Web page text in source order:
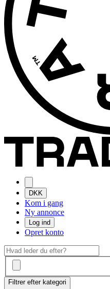
DKK
Kom i gang
Ny annonce
Log ind
Opret konto
Filtrer efter kategori